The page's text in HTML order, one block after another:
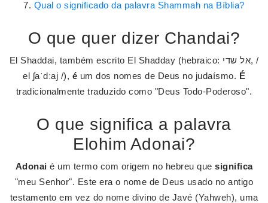
Qual o significado da palavra Shammah na Bíblia?
O que quer dizer Chandai?
El Shaddai, também escrito El Shadday (hebraico: אל שדי, /
el ʃaˈdːaj /), é um dos nomes de Deus no judaísmo. É
tradicionalmente traduzido como "Deus Todo-Poderoso".
O que significa a palavra
Elohim Adonai?
Adonai é um termo com origem no hebreu que significa
"meu Senhor". Este era o nome de Deus usado no antigo
testamento em vez do nome divino de Javé (Yahweh), uma